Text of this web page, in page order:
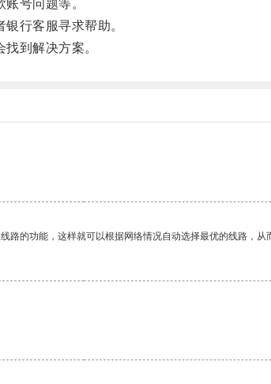
号问题等。
行客服寻求帮助。
到解决方案。
的功能，这样就可以根据网络情况自动选择最优的线路，从